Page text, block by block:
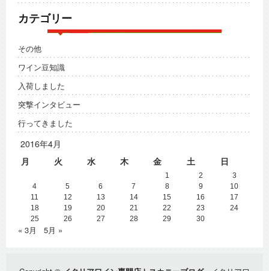
カテゴリー
その他
ワイン豆知識
入荷しました
突撃インタビュー
行ってきました
2016年4月
月
火 水 木 金 土 日
1 2
3
4
5 6 7 8 9
10
11
12 13 14 15 16
17
18
19 20 21 22 23
24
25
26 27 28 29 30
« 3月 5月 »